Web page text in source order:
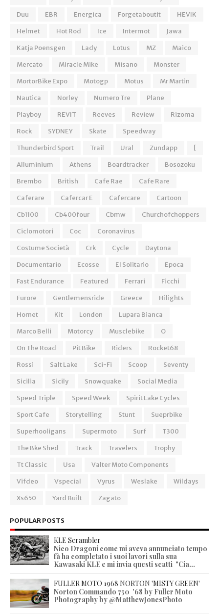
Duu
EBR Energica Forgetaboutit
HEVIK
Helmet
Hot Rod Ice Intermot
Jawa
Katja Poensgen
Lady Lotus MZ
Maico
Mercato
Miracle Mike Misano
Monster
MortorBike Expo
Motogp Motus
Mr Martin
Nautica
Norley Numero Tre
Plane
Playboy
REVIT Reeves Review
Rizoma
Rock
SYDNEY Skate
Speedway
Thunderbird Sport
Trail Ural Zundapp
[
Alluminium
Athens Boardtracker
Bosozoku
Brembo
British Cafe Rae
Cafe Rare
Caferare
Cafercar E Cafercare
Cartoon
Cb1100
Cb400four Cbmw
Churchofchoppers
Ciclomotori
Coc
Coronavirus
Costume Società
Crk Cycle
Daytona
Documentario
Ecosse El Solitario
Epoca
Fast Endurance
Featured Ferrari
Ficchi
Furore
Gentlemensride Greece
Hilights
Hornet
Kit London
Lupara Bianca
Marco Belli
Motorcy Musclebike
O
On The Road
Pit Bike Riders
Rocket68
Rossi
Salt Lake Sci-Fi Scoop
Seventy
Sicilia
Sicily Snowquake
Social Media
Speed Triple
Speed Week
Spirit Lake Cycles
Sport Cafe
Storytelling Stunt
Sueprbike
Superhooligans
Supermoto Surf
T300
The Bke Shed
Track Travelers
Trophy
Tt Classic
Usa
Valter Moto Components
Vifdeo
Vspecial Vyrus Weslake
Wildays
Xs650
Yard Built Zagato
POPULAR POSTS
KLE Scrambler
Nico Dragoni come mi aveva annunciato tempo
fà ha completato i suoi lavori sulla sua
Kawasaki KLE e mi invia questi scatti "Cia...
FULLER MOTO 1968 NORTON 'MISTY GREEN'
Norton Commando 750 '68 by Fuller Moto
Photography by @MatthewJonesPhoto